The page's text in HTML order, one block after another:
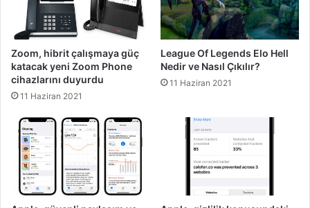
Zoom, hibrit çalışmaya güç
katacak yeni Zoom Phone
cihazlarını duyurdu
11 Haziran 2021
League Of Legends Elo Hell
Nedir ve Nasıl Çıkılır?
11 Haziran 2021